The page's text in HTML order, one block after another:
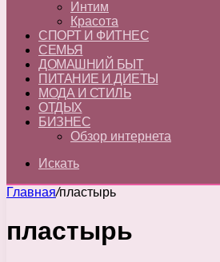
Интим
Красота
СПОРТ И ФИТНЕС
СЕМЬЯ
ДОМАШНИЙ БЫТ
ПИТАНИЕ И ДИЕТЫ
МОДА И СТИЛЬ
ОТДЫХ
БИЗНЕС
Обзор интернета
Искать
Главная/пластырь
пластырь